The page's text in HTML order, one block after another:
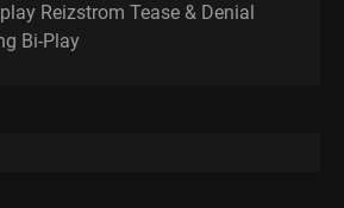
Reizstrom Tease & Denial
Bi-Play